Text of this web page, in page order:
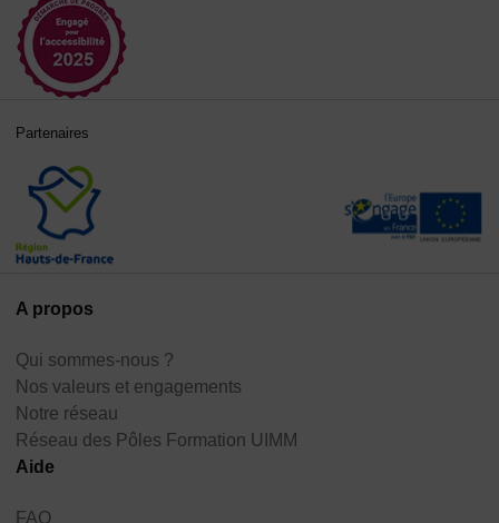
A propos
Qui sommes-nous ?
Nos valeurs et engagements
Notre réseau
Réseau des Pôles Formation UIMM
Aide
FAQ
Partenaires